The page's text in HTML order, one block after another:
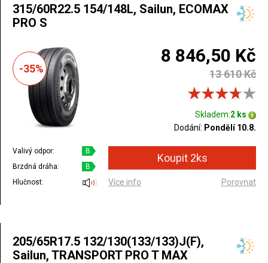
315/60R22.5 154/148L, Sailun, ECOMAX
PRO S
-35%
8 846,50 Kč
13 610 Kč
Skladem:2 ks
Dodání: Pondělí 10.8.
Valivý odpor:
B
Brzdná dráha:
B
Hlučnost:
Více info Porovnat
205/65R17.5 132/130(133/133)J(F),
Sailun, TRANSPORT PRO T MAX